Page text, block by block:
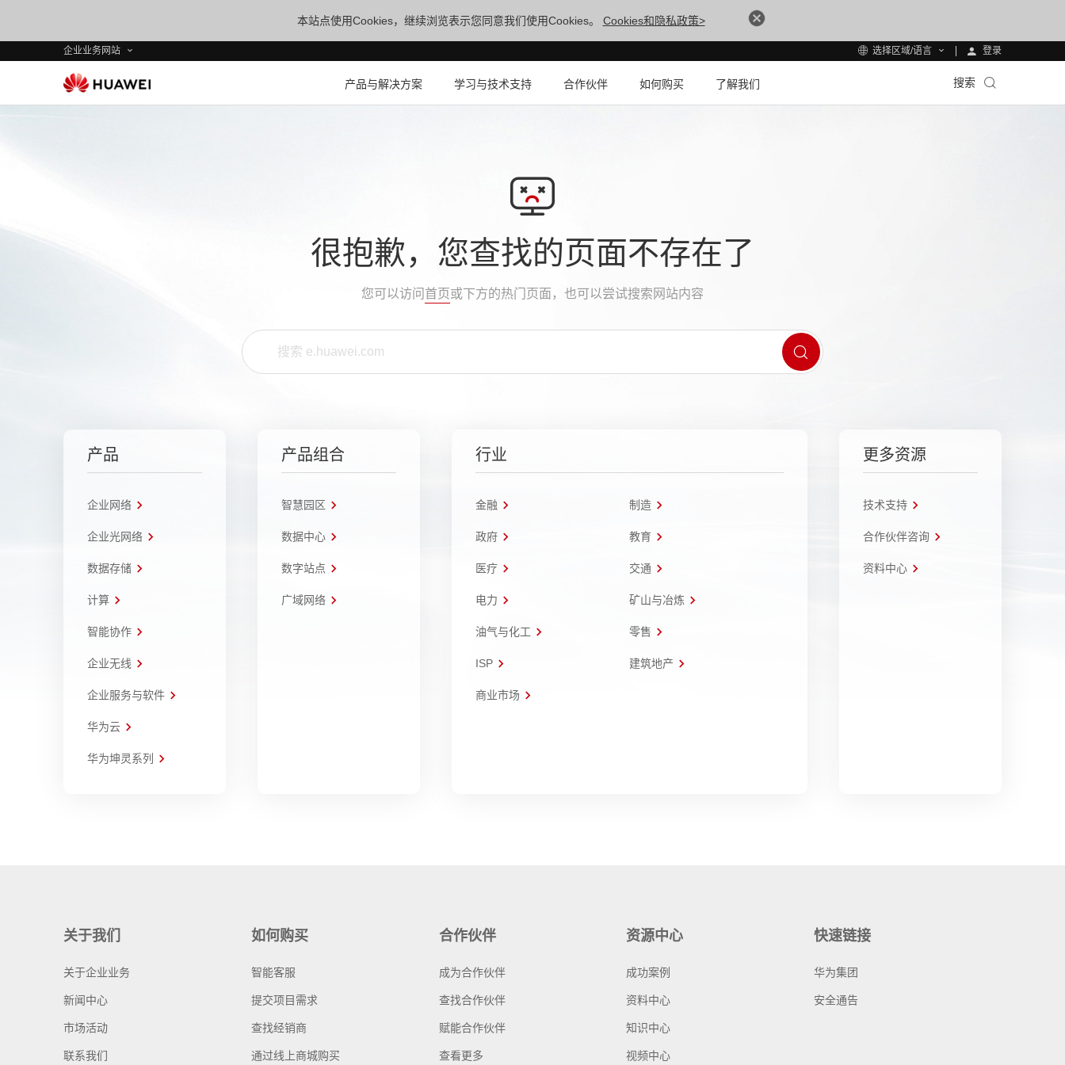
本站点使用Cookies，继续浏览表示您同意我们使用Cookies。 Cookies和隐私政策>
企业业务网站 选择区域/语言 登录
产品与解决方案 学习与技术支持 合作伙伴 如何购买 了解我们 搜索
很抱歉，您查找的页面不存在了
您可以访问 首页或下方的热门页面，也可以尝试搜索网站内容
产品
企业网络
企业光网络
数据存储
计算
智能协作
企业无线
企业服务与软件
华为云
华为坤灵系列
产品组合
智慧园区
数据中心
数字站点
广域网络
行业
金融 制造
政府 教育
医疗 交通
电力 矿山与冶炼
油气与化工 零售
ISP 建筑地产
商业市场
更多资源
技术支持
合作伙伴咨询
资料中心
关于我们
关于企业业务
新闻中心
市场活动
联系我们
如何购买
智能客服
提交项目需求
查找经销商
通过线上商城购买
合作伙伴
成为合作伙伴
查找合作伙伴
赋能合作伙伴
查看更多
资源中心
成功案例
资料中心
知识中心
视频中心
快速链接
华为集团
安全通告